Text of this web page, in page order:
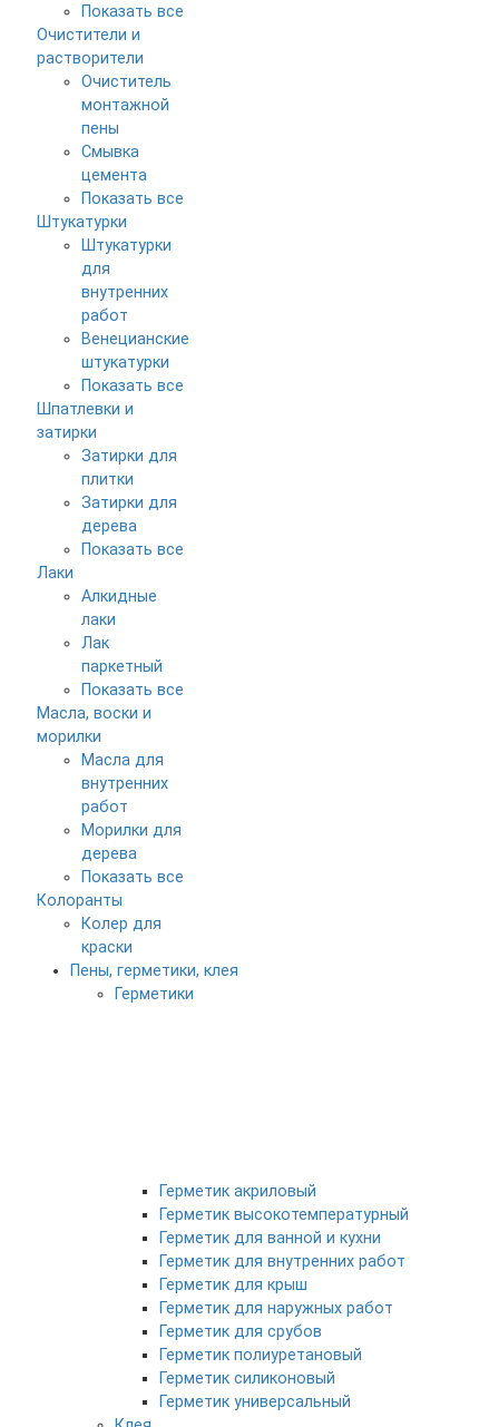
Показать все
Очистители и
растворители
Очиститель
монтажной
пены
Смывка
цемента
Показать все
Штукатурки
Штукатурки
для
внутренних
работ
Венецианские
штукатурки
Показать все
Шпатлевки и
затирки
Затирки для
плитки
Затирки для
дерева
Показать все
Лаки
Алкидные
лаки
Лак
паркетный
Показать все
Масла, воски и
морилки
Масла для
внутренних
работ
Морилки для
дерева
Показать все
Колоранты
Колер для
краски
Пены, герметики, клея
Герметики
Герметик акриловый
Герметик высокотемпературный
Герметик для ванной и кухни
Герметик для внутренних работ
Герметик для крыш
Герметик для наружных работ
Герметик для срубов
Герметик полиуретановый
Герметик силиконовый
Герметик универсальный